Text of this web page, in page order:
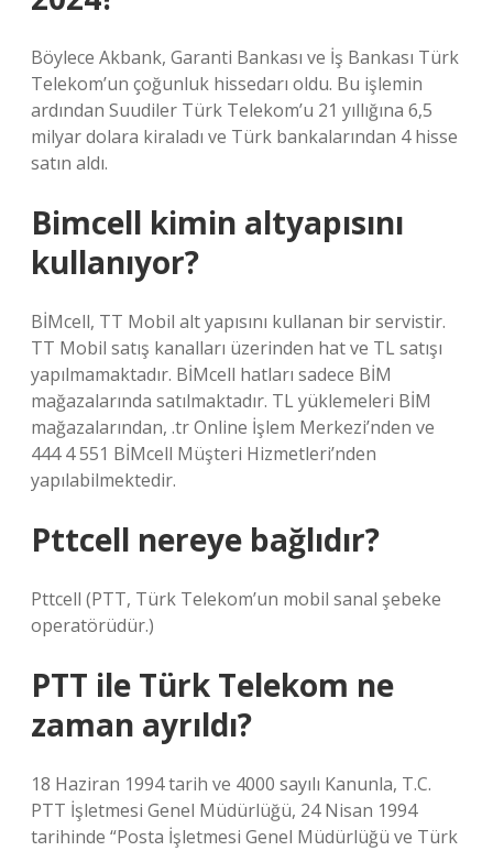
Böylece Akbank, Garanti Bankası ve İş Bankası Türk
Telekom’un çoğunluk hissedarı oldu. Bu işlemin
ardından Suudiler Türk Telekom’u 21 yıllığına 6,5 ​​
milyar dolara kiraladı ve Türk bankalarından 4 hisse
satın aldı.
Bimcell kimin altyapısını
kullanıyor?
BİMcell, TT Mobil alt yapısını kullanan bir servistir.
TT Mobil satış kanalları üzerinden hat ve TL satışı
yapılmamaktadır. BİMcell hatları sadece BİM
mağazalarında satılmaktadır. TL yüklemeleri BİM
mağazalarından, .tr Online İşlem Merkezi’nden ve
444 4 551 BİMcell Müşteri Hizmetleri’nden
yapılabilmektedir.
Pttcell nereye bağlıdır?
Pttcell (PTT, Türk Telekom’un mobil sanal şebeke
operatörüdür.)
PTT ile Türk Telekom ne
zaman ayrıldı?
18 Haziran 1994 tarih ve 4000 sayılı Kanunla, T.C.
PTT İşletmesi Genel Müdürlüğü, 24 Nisan 1994
tarihinde “Posta İşletmesi Genel Müdürlüğü ve Türk